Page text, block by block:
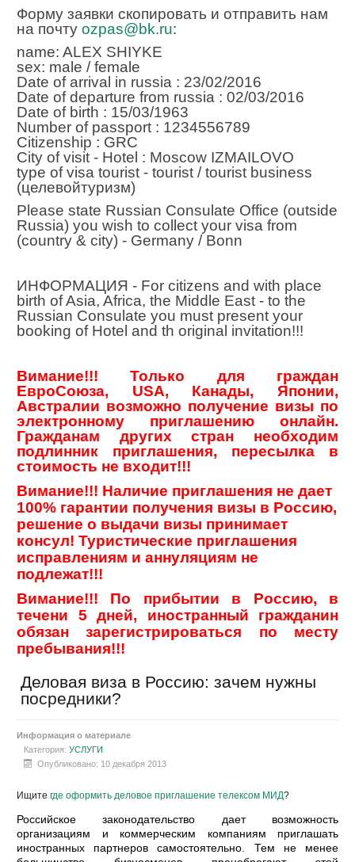
Форму заявки скопировать и отправить нам
на почту ozpas@bk.ru:
name: ALEX SHIYKE
sex: male / female
Date of arrival in russia : 23/02/2016
Date of departure from russia : 02/03/2016
Date of birth : 15/03/1963
Number of passport : 1234556789
Citizenship : GRC
City of visit - Hotel : Moscow IZMAILOVO
type of visa tourist - tourist / tourist business
(целевойтуризм)
Please state Russian Consulate Office (outside
Russia) you wish to collect your visa from
(country & city) - Germany / Bonn
ИНФОРМАЦИЯ - For citizens and with place
birth of Asia, Africa, the Middle East - to the
Russian Consulate you must present your
booking of Hotel and th original invitation!!!
Вимание!!! Только для граждан
ЕвроСоюза, USA, Канады, Японии,
Австралии возможно получение визы по
электронному приглашению онлайн.
Гражданам других стран необходим
подлинник приглашения, пересылка в
стоимость не входит!!!
Вимание!!! Наличие приглашения не дает
100% гарантии получения визы в Россию,
решение о выдачи визы принимает
консул! Туристические приглашения
исправлениям и аннуляциям не
подлежат!!!
Вимание!!! По прибытии в Россию, в
течени 5 дней, иностранный гражданин
обязан зарегистрироваться по месту
пребывания!!!
Деловая виза в Россию: зачем нужны
посредники?
Информация о материале
Категория: УСЛУГИ
Опубликовано: 10 декабря 2013
Ищите где оформить деловое приглашение телексом МИД?
Российское законодательство дает возможность
организациям и коммерческим компаниям приглашать
иностранных партнеров самостоятельно. Тем не менее